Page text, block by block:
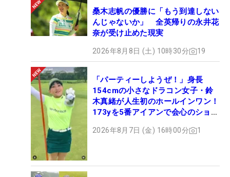
桑木志帆の優勝に「もう到達しない
んじゃないか」 全英帰りの永井花
奈が受け止めた現実
2026年8月8日 (土) 10時30分 19
「パーティーしようぜ！」身長
154cmの小さなドラコン女子・鈴
木真緒が人生初のホールインワン！
173yを5番アイアンで会心のショッ
2026年8月7日 (金) 16時00分 1